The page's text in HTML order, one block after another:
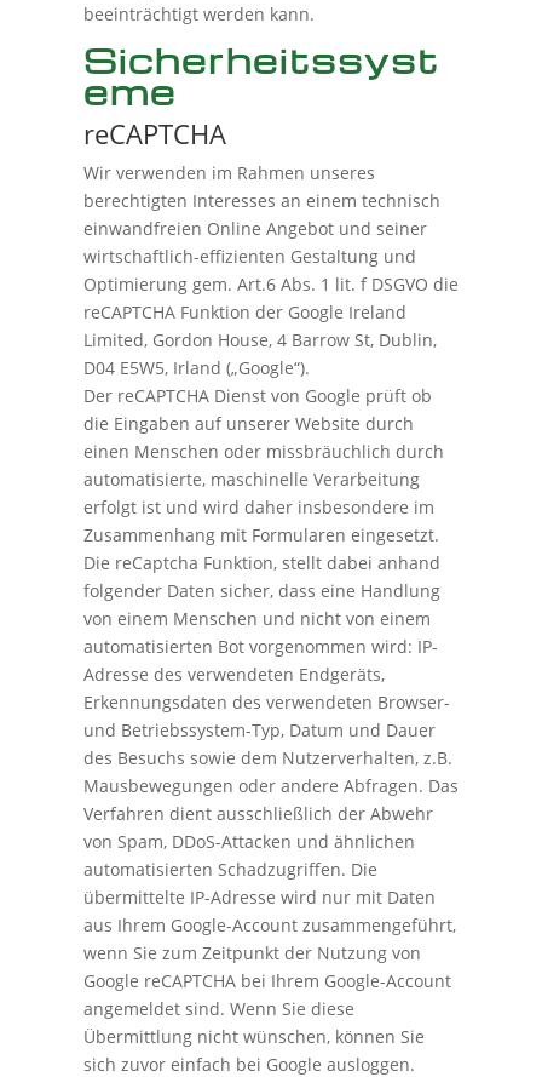
beeinträchtigt werden kann.
Sicherheitssyst
eme
reCAPTCHA
Wir verwenden im Rahmen unseres
berechtigten Interesses an einem technisch
einwandfreien Online Angebot und seiner
wirtschaftlich-effizienten Gestaltung und
Optimierung gem. Art.6 Abs. 1 lit. f DSGVO die
reCAPTCHA Funktion der Google Ireland
Limited, Gordon House, 4 Barrow St, Dublin,
D04 E5W5, Irland („Google“).
Der reCAPTCHA Dienst von Google prüft ob
die Eingaben auf unserer Website durch
einen Menschen oder missbräuchlich durch
automatisierte, maschinelle Verarbeitung
erfolgt ist und wird daher insbesondere im
Zusammenhang mit Formularen eingesetzt.
Die reCaptcha Funktion, stellt dabei anhand
folgender Daten sicher, dass eine Handlung
von einem Menschen und nicht von einem
automatisierten Bot vorgenommen wird: IP-
Adresse des verwendeten Endgeräts,
Erkennungsdaten des verwendeten Browser-
und Betriebssystem-Typ, Datum und Dauer
des Besuchs sowie dem Nutzerverhalten, z.B.
Mausbewegungen oder andere Abfragen. Das
Verfahren dient ausschließlich der Abwehr
von Spam, DDoS-Attacken und ähnlichen
automatisierten Schadzugriffen. Die
übermittelte IP-Adresse wird nur mit Daten
aus Ihrem Google-Account zusammengeführt,
wenn Sie zum Zeitpunkt der Nutzung von
Google reCAPTCHA bei Ihrem Google-Account
angemeldet sind. Wenn Sie diese
Übermittlung nicht wünschen, können Sie
sich zuvor einfach bei Google ausloggen.